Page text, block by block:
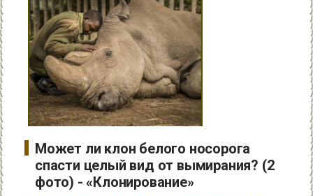
Может ли клон белого носорога
спасти целый вид от вымирания? (2
фото) - «Клонирование»